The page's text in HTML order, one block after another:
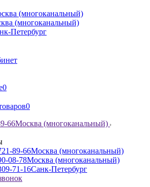
(многоканальный)
(многоканальный)
Петербург
0
0
66Москва (многоканальный)
89-66Москва (многоканальный)
08-78Москва (многоканальный)
71-16Санк-Петербург